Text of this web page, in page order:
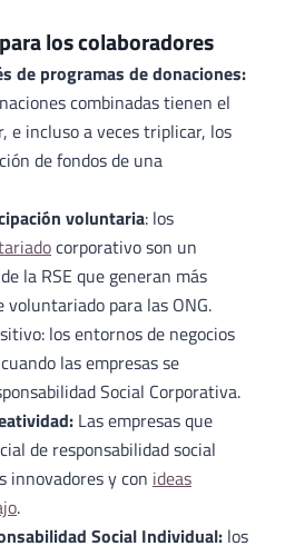
los colaboradores
de programas de donaciones:
combinadas tienen el
e incluso a veces triplicar, los
de fondos de una
voluntaria: los
corporativo son un
la RSE que generan más
voluntariado para las ONG.
los entornos de negocios
las empresas se
Social Corporativa.
Las empresas que
de responsabilidad social
innovadores y con ideas
.
Social Individual: los